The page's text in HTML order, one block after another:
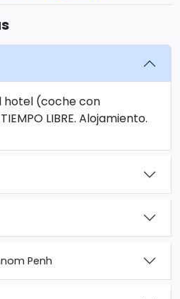
hotel (coche con
LIBRE. Alojamiento.
Penh